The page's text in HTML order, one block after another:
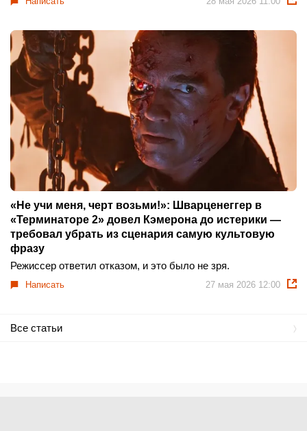
«Не учи меня, черт возьми!»: Шварценеггер в
«Терминаторе 2» довел Кэмерона до истерики —
требовал убрать из сценария самую культовую
фразу
Режиссер ответил отказом, и это было не зря.
Написать 27 мая 2026 12:00
Все статьи